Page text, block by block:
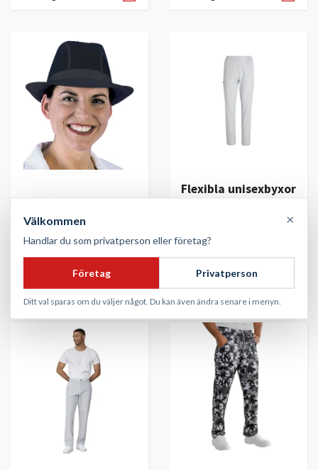
lätt nylon | Dennys
London
250 kr
Flexibla unisexbyxor
906 kr
I lager
Välkommen ×
Handlar du som privatperson eller företag?
Företag Privatperson
Ditt val sparas om du väljer något. Du kan även ändra senare i menyn.